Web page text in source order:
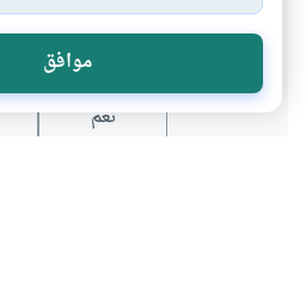
هل انتفعت
نعم
موافق